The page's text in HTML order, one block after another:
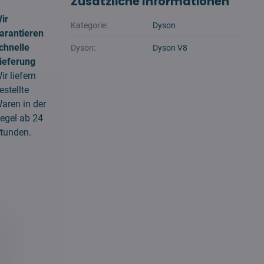
liefern
in der
ab 24
Kategorie: Dyson
Dyson: Dyson V8